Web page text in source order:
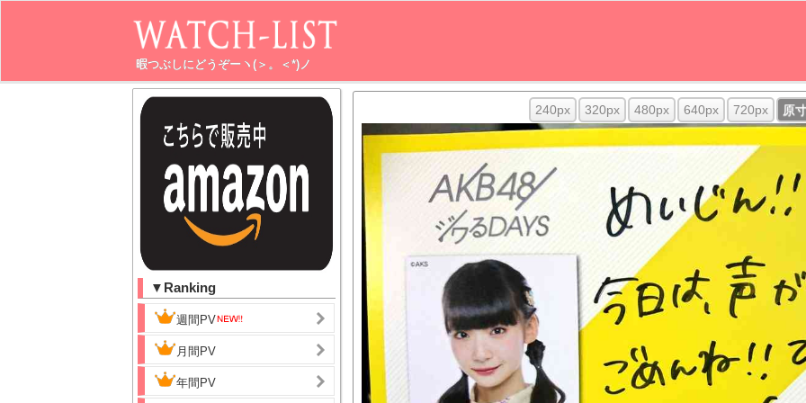
暇つぶしにどうぞーヽ(＞。＜*)ノ
▼Ranking
週間PV
月間PV
年間PV
240px 320px 480px 640px 720px 原